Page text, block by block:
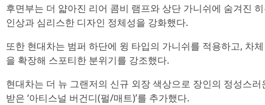
후면부는 더 얇아진 리어 콤비 램프와 상단 가니쉬에 숨겨진
인상과 심리스한 디자인 정체성을 강화했다.
또한 현대차는 범퍼 하단에 윙 타입의 가니쉬를 적용하고, 차
을 확장해 스포티한 분위기를 강조했다.
현대차는 더 뉴 그랜저의 신규 외장 색상으로 장인의 정성스러
받은 ‘아티스널 버건디(펄/매트)’를 추가했다.